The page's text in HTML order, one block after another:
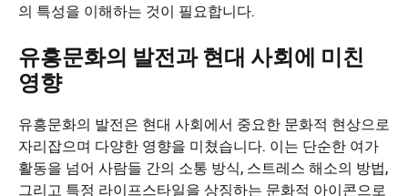
의 특성을 이해하는 것이 필요합니다.
유흥문화의 발전과 현대 사회에 미친
영향
유흥문화의 발전은 현대 사회에서 중요한 문화적 현상으로
자리잡으며 다양한 영향을 미쳤습니다. 이는 단순한 여가
활동을 넘어 사람들 간의 소통 방식, 스트레스 해소의 방법,
그리고 특정 라이프스타일을 상징하는 문화적 아이콘으로